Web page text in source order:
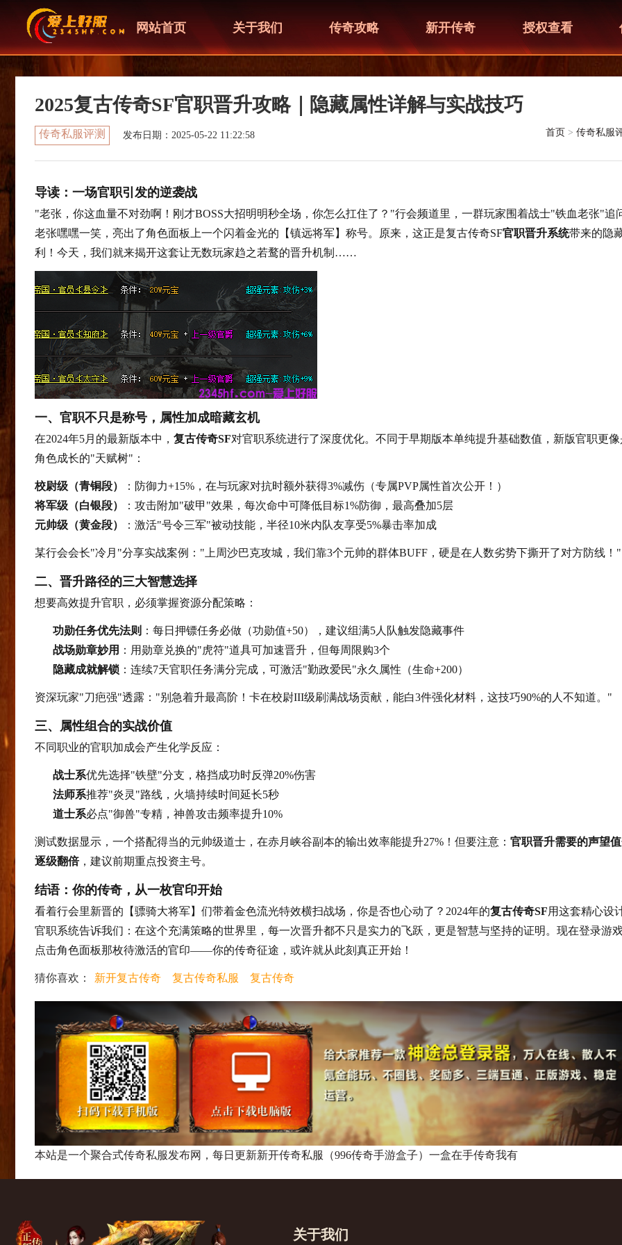
网站首页 关于我们 传奇攻略 新开传奇 授权查看
2025复古传奇SF官职晋升攻略｜隐藏属性详解与实战技巧
传奇私服评测 发布日期：2025-05-22 11:22:58 首页 >传奇私服
导读：一场官职引发的逆袭战
"老张，你这血量不对劲啊！刚才BOSS大招明明秒全场，你怎么扛住了？"行会频道里，一群玩家围着战士"铁血老张"追
老张嘿嘿一笑，亮出了角色面板上一个闪着金光的【镇远将军】称号。原来，这正是复古传奇SF官职晋升系统带来的隐
利！今天，我们就来揭开这套让无数玩家趋之若鹜的晋升机制……
一、官职不只是称号，属性加成暗藏玄机
在2024年5月的最新版本中， 复古传奇SF对官职系统进行了深度优化。不同于早期版本单纯提升基础数值，新版官职更像
角色成长的"天赋树"：
校尉级（青铜段）
：防御力+15%，在与玩家对抗时额外获得3%减伤（专属PVP属性首次公开！）
将军级（白银段）
：攻击附加"破甲"效果，每次命中可降低目标1%防御，最高叠加5层
元帅级（黄金段）
：激活"号令三军"被动技能，半径10米内队友享受5%暴击率加成
某行会会长"冷月"分享实战案例："上周沙巴克攻城，我们靠3个元帅的群体BUFF，硬是在人数劣势下撕开了对方防线！"
二、晋升路径的三大智慧选择
想要高效提升官职，必须掌握资源分配策略：
功勋任务优先法则 ：每日押镖任务必做（功勋值+50），建议组满5人队触发隐藏事件
战场勋章妙用 ：用勋章兑换的"虎符"道具可加速晋升，但每周限购3个
隐藏成就解锁：连续7天官职任务满分完成，可激活"勤政爱民"永久属性（生命+200）
资深玩家"刀疤强"透露："别急着升最高阶！卡在校尉III级刷满战场贡献，能白3件强化材料，这技巧90%的人不知道。"
三、属性组合的实战价值
不同职业的官职加成会产生化学反应：
战士系优先选择"铁壁"分支，格挡成功时反弹20%伤害
法师系推荐"炎灵"路线，火墙持续时间延长5秒
道士系必点"御兽"专精，神兽攻击频率提升10%
测试数据显示，一个搭配得当的元帅级道士，在赤月峡谷副本的输出效率能提升27%！但要注意： 官职晋升需要的声望
逐级翻倍，建议前期重点投资主号。
结语：你的传奇，从一枚官印开始
看着行会里新晋的【骠骑大将军】们带着金色流光特效横扫战场，你是否也心动了？2024年的复古传奇SF用这套精心设
官职系统告诉我们：在这个充满策略的世界里，每一次晋升都不只是实力的飞跃，更是智慧与坚持的证明。现在登录游
点击角色面板那枚待激活的官印——你的传奇征途，或许就从此刻真正开始！
猜你喜欢： 新开复古传奇 复古传奇私服 复古传奇
本站是一个聚合式传奇私服发布网，每日更新新开传奇私服（996传奇手游盒子）一盒在手传奇我有
关于我们